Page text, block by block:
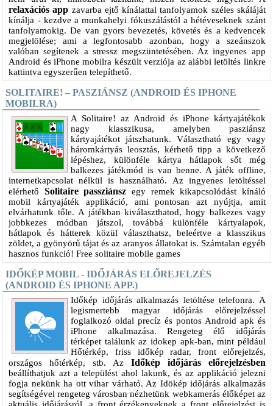
relaxációs app zavarba ejtő kínálattal tanfolyamok széles skáláját
kínálja - kezdve a munkahelyi fókuszálástól a hétéveseknek szánt
tanfolyamokig. De van gyors bevezetés, követés és a kedvencek
megjelölése; ami a legfontosabb azonban, hogy a szeánszok
valóban segítenek a stressz megszüntetésében. Az ingyenes app
Android és iPhone mobilra készült verziója az alábbi letöltés linkre
kattintva egyszerűen telepíthető.
SOLITAIRE! – PASZIÁNSZ (ANDROID ÉS IPHONE
MOBILRA)
A Solitaire! az Android és iPhone kártyajátékok
nagy klasszikusa, amelyben pasziánsz
kártyajátékot játszhatunk. Választható egy vagy
háromkártyás leosztás, kérhető tipp a következő
lépéshez, különféle kártya hátlapok sőt még
balkezes játékmód is van benne. A játék offline,
internetkapcsolat nélkül is használható. Az ingyenes letöltéssel
elérhető Solitaire passziánsz egy remek kikapcsolódást kínáló
mobil kártyajáték applikáció, ami pontosan azt nyújtja, amit
elvárhatunk tőle. A játékban kiválaszthatod, hogy balkezes vagy
jobbkezes módban játszol, továbbá különféle kártyalapok,
hátlapok és hátterek közül választhatsz, beleértve a klasszikus
zöldet, a gyönyörű tájat és az aranyos állatokat is. Számtalan egyéb
hasznos funkció! Free solitaire mobile games
IDŐKÉP MOBIL - IDŐJÁRÁS ELŐREJELZÉS
(ANDROID ÉS IPHONE APP.)
Időkép időjárás alkalmazás letöltése telefonra. A
legismertebb magyar időjárás előrejelzéssel
foglalkozó oldal precíz és pontos Android apk és
iPhone alkalmazása. Rengeteg élő időjárás
térképet találunk az idokep apk-ban, mint például
Hőtérkép, friss időkép radar, front előrejelzés,
országos hőtérkép, stb. Az Időkép időjárás előrejelzésben
beállíthatjuk azt a települést ahol lakunk, és az applikáció jelezni
fogja nekünk ha ott vihar várható. Az Idökép időjárás alkalmazás
segítségével rengeteg városban nézhetünk webkamerás élőképet az